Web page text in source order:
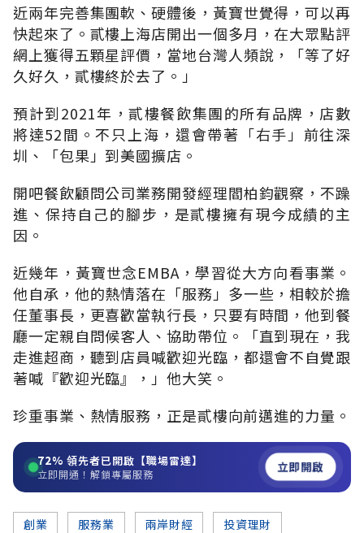
近兩年完善集團軟、硬體後，黃寶世覺得，可以再
快起來了。貳樓上海店開出一個多月，在大眾點評
網上獲得五顆星評價，當地台灣人頻說，「等了好
久好久，貳樓終於去了。」
預計到2021年，貳樓餐飲集團的所有品牌，店數
將達52間。不只上海，還會帶著「右手」前往深
圳、「包果」到美國擴店。
開吧餐飲顧問公司業務開發經理閻柏鈞觀察，不躁
進、保持自己的腳步，是貳樓擁有現今成績的主
因。
近幾年，黃寶世念EMBA，學習從大方向看事業。
他自承，他的熱情落在「服務」多一些，相較於擔
任董事長，更喜歡當執行長，只要有時間，他到餐
廳一定親自問候客人、協助帶位。「直到現在，我
走進超商，聽到店員喊歡迎光臨，都還會不自覺跟
著喊『歡迎光臨』，」他大笑。
珍重事業、熱情服務，正是貳樓向前邁進的力量。
72% 領先者已開啟【職場雷達】
立即開通！解鎖專屬服務 立即開啟
創業 服務業 兩岸財經 投資理財